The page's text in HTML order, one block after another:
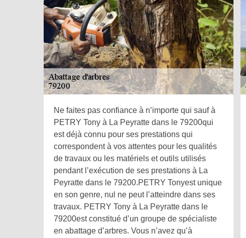
Ne faites pas confiance à n’importe qui sauf à
PETRY Tony à La Peyratte dans le 79200qui
est déjà connu pour ses prestations qui
correspondent à vos attentes pour les qualités
de travaux ou les matériels et outils utilisés
pendant l’exécution de ses prestations à La
Peyratte dans le 79200.PETRY Tonyest unique
en son genre, nul ne peut l’atteindre dans ses
travaux. PETRY Tony à La Peyratte dans le
79200est constitué d’un groupe de spécialiste
en abattage d’arbres. Vous n’avez qu’à